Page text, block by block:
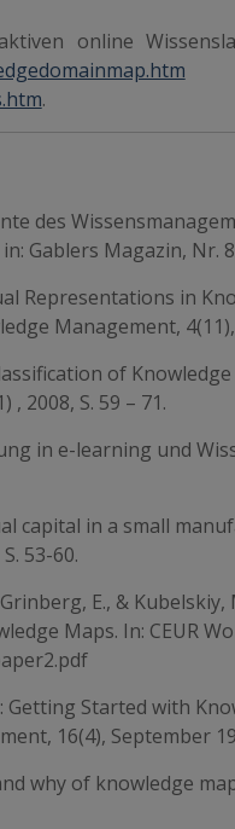
online
.
des
Gablers Magazin, Nr.
Representations in
Management,
of
2008, S. 59 – 71.
in e-learning und
capital in a small
53-60.
E., &
Maps. In: CEUR
Getting Started with
16(4), September
why of knowledge